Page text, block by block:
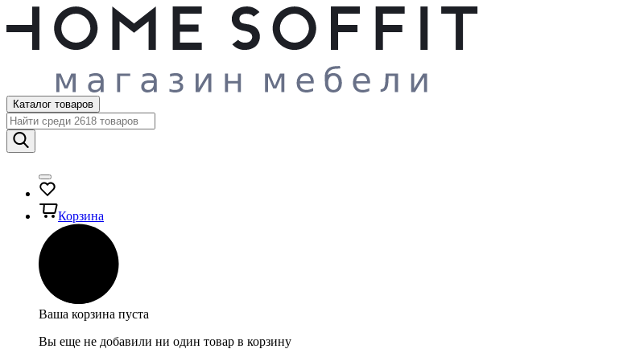
Каталог товаров
Корзина
Ваша корзина пуста
Вы еще не добавили ни один товар в корзину